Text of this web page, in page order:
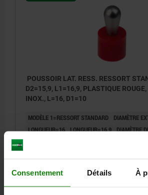
Consentement Détails À
POUSSOIR LAT. RESS. RESSORT
D2=15,9, L1=16,9, PLASTIQUE
INOX., L=16, D1=10
MODÈLE 1=RESSORT STANDARD
DIAMÈTRE
LONGUEUR=16 LONGUEUR=16,9 DIAMÈTRE